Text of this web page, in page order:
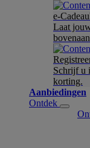
e-
Laat
Schrijf u
korting.
Aanbiedingen
Ontdek